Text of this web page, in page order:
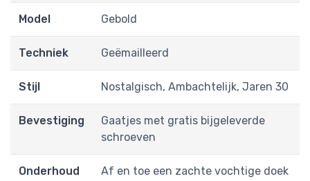
Model Gebold
Techniek Geëmailleerd
Stijl Nostalgisch, Ambachtelijk, Jaren 30
Bevestiging
Gaatjes met gratis bijgeleverde
schroeven
Onderhoud
Af en toe een zachte vochtige doek